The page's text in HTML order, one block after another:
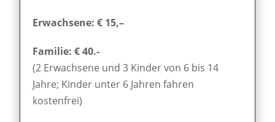
Erwachsene: € 15,–
Familie: € 40.-
(2 Erwachsene und 3 Kinder von 6 bis 14
Jahre; Kinder unter 6 Jahren fahren
kostenfrei)